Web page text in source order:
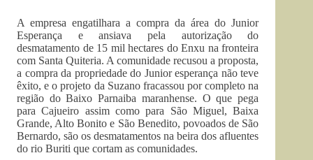
A empresa engatilhara a compra da área do Junior
Esperança e ansiava pela autorização do
desmatamento de 15 mil hectares do Enxu na fronteira
com Santa Quiteria. A comunidade recusou a proposta,
a compra da propriedade do Junior esperança não teve
êxito, e o projeto da Suzano fracassou por completo na
região do Baixo Parnaiba maranhense. O que pega
para Cajueiro assim como para São Miguel, Baixa
Grande, Alto Bonito e São Benedito, povoados de São
Bernardo, são os desmatamentos na beira dos afluentes
do rio Buriti que cortam as comunidades.